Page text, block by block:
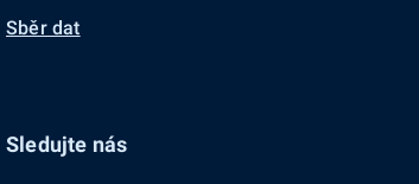
Sběr dat
Sledujte nás